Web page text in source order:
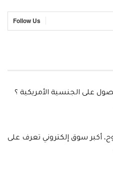
Follow Us
على الجنسية الأمريكية ؟
أكبر سوق إلكتروني تعرف على